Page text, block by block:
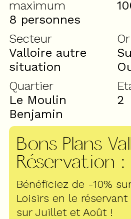
maximum
8 personnes
Secteur
Valloire autre
situation
Quartier
Le Moulin
Benjamin
2
Bons Plans
Réservation :
Bénéficiez de -10%
Loisirs en le
sur Juillet et Août !